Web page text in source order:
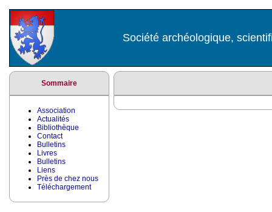
Société archéologique,
Sommaire
Association
Actualités
Bibliothèque
Contact
Bulletins
Livres
Bulletins
Liens
Près de chez nous
Téléchargement